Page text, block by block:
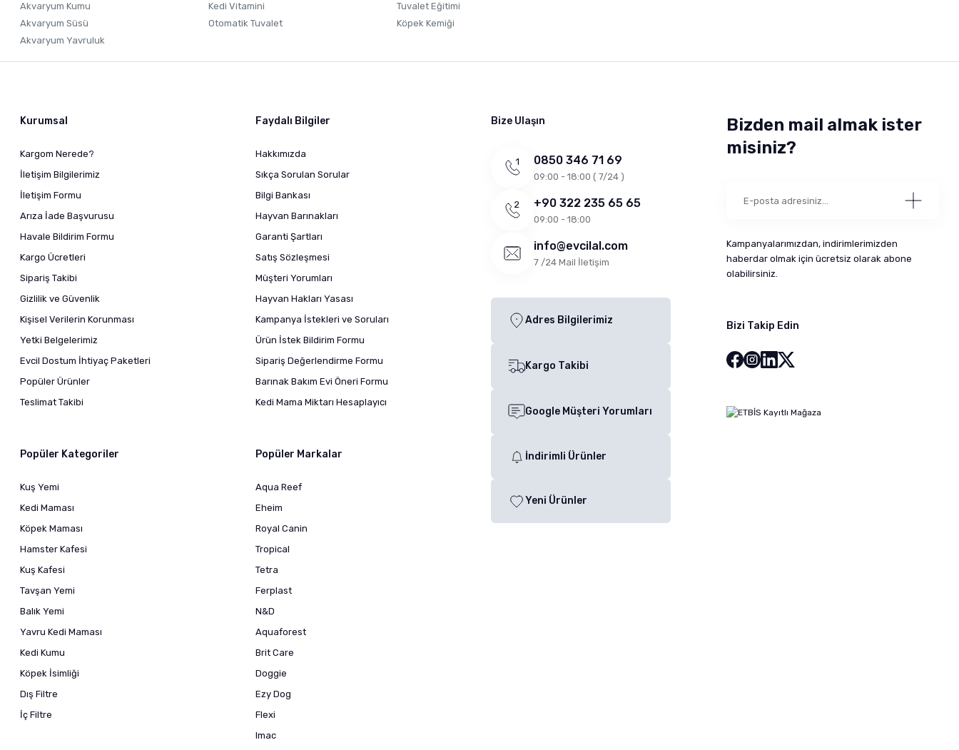
Akvaryum Kumu
Akvaryum Süsü
Akvaryum Yavruluk
Kedi Vitamini
Otomatik Tuvalet
Tuvalet Eğitimi
Köpek Kemiği
Kurumsal
Kargom Nerede?
İletişim Bilgilerimiz
İletişim Formu
Arıza İade Başvurusu
Havale Bildirim Formu
Kargo Ücretleri
Sipariş Takibi
Gizlilik ve Güvenlik
Kişisel Verilerin Korunması
Yetki Belgelerimiz
Evcil Dostum İhtiyaç Paketleri
Popüler Ürünler
Teslimat Takibi
Faydalı Bilgiler
Hakkımızda
Sıkça Sorulan Sorular
Bilgi Bankası
Hayvan Barınakları
Garanti Şartları
Satış Sözleşmesi
Müşteri Yorumları
Hayvan Hakları Yasası
Kampanya İstekleri ve Soruları
Ürün İstek Bildirim Formu
Sipariş Değerlendirme Formu
Barınak Bakım Evi Öneri Formu
Kedi Mama Miktarı Hesaplayıcı
Popüler Kategoriler
Kuş Yemi
Kedi Maması
Köpek Maması
Hamster Kafesi
Kuş Kafesi
Tavşan Yemi
Balık Yemi
Yavru Kedi Maması
Kedi Kumu
Köpek İsimliği
Dış Filtre
İç Filtre
Popüler Markalar
Aqua Reef
Eheim
Royal Canin
Tropical
Tetra
Ferplast
N&D
Aquaforest
Brit Care
Doggie
Ezy Dog
Flexi
Imac
Bize Ulaşın
0850 346 71 69
09:00 - 18:00 ( 7/24 )
+90 322 235 65 65
09:00 - 18:00
info@evcilal.com
7 /24 Mail İletişim
Adres Bilgilerimiz
Kargo Takibi
Google Müşteri Yorumları
İndirimli Ürünler
Yeni Ürünler
Bizden mail almak ister
misiniz?
Kampanyalarımızdan, indirimlerimizden
haberdar olmak için ücretsiz olarak abone
olabilirsiniz.
Bizi Takip Edin